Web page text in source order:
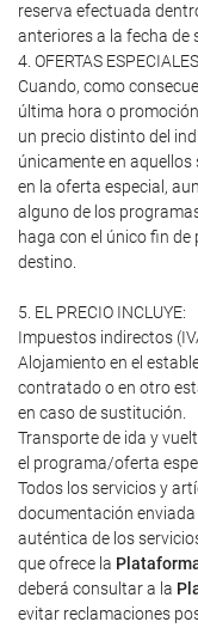
reserva efectuada
anteriores a la fecha de
4. OFERTAS ESPECIALES
Cuando, como
última hora o
un precio distinto del
únicamente en
en la oferta especial,
alguno de los
haga con el único fin
destino.
5. EL PRECIO INCLUYE:
Impuestos indirectos
Alojamiento en el
contratado o en otro
en caso de sustitución.
Transporte de ida y
el programa/oferta
Todos los servicios y
documentación enviada
auténtica de los
que ofrece la
deberá consultar a la
evitar reclamaciones